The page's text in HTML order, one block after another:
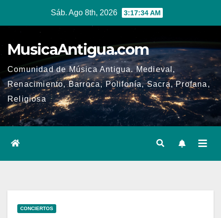
Sáb. Ago 8th, 2026 3:17:35 AM
MusicaAntigua.com
Comunidad de Música Antigua. Medieval,
Renacimiento, Barroca, Polifonía, Sacra, Profana,
Religiosa
CONCIERTOS